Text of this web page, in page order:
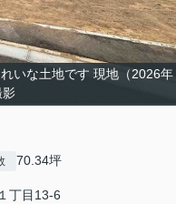
いな土地です 現地（2026年
影
70.34坪
１丁目13-6